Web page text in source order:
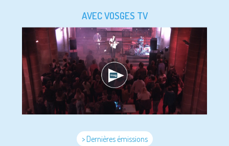
AVEC VOSGES TV
> Dernières émissions